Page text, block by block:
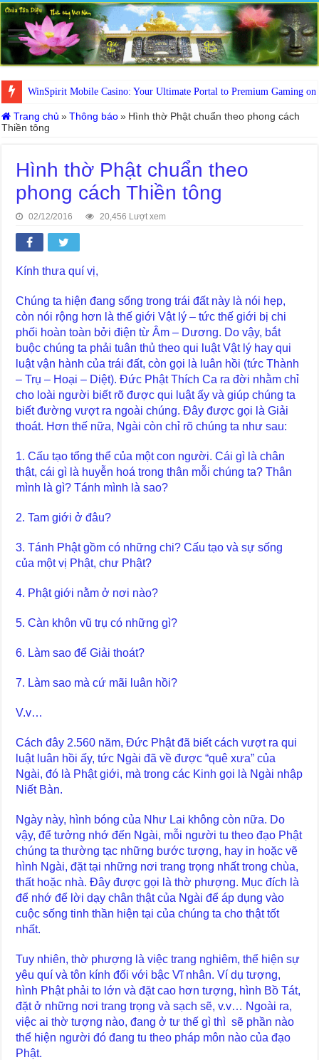
WinSpirit Mobile Casino: Your Ultimate Portal to Premium Gaming on
Trang chủ » Thông báo » Hình thờ Phật chuẩn theo phong cách
Thiền tông
Hình thờ Phật chuẩn theo
phong cách Thiền tông
02/12/2016 20,456 Lượt xem
Kính thưa quí vị,
Chúng ta hiện đang sống trong trái đất này là nói hẹp,
còn nói rộng hơn là thế giới Vật lý – tức thế giới bị chi
phối hoàn toàn bởi điện từ Âm – Dương. Do vậy, bắt
buộc chúng ta phải tuân thủ theo qui luật Vật lý hay qui
luật vận hành của trái đất, còn gọi là luân hồi (tức Thành
– Trụ – Hoại – Diệt). Đức Phật Thích Ca ra đời nhằm chỉ
cho loài người biết rõ được qui luật ấy và giúp chúng ta
biết đường vượt ra ngoài chúng. Đây được gọi là Giải
thoát. Hơn thế nữa, Ngài còn chỉ rõ chúng ta như sau:
1. Cấu tạo tổng thể của một con người. Cái gì là chân
thật, cái gì là huyễn hoá trong thân mỗi chúng ta? Thân
mình là gì? Tánh mình là sao?
2. Tam giới ở đâu?
3. Tánh Phật gồm có những chi? Cấu tạo và sự sống
của một vị Phật, chư Phật?
4. Phật giới nằm ở nơi nào?
5. Càn khôn vũ trụ có những gì?
6. Làm sao để Giải thoát?
7. Làm sao mà cứ mãi luân hồi?
V.v…
Cách đây 2.560 năm, Đức Phật đã biết cách vượt ra qui
luật luân hồi ấy, tức Ngài đã về được “quê xưa” của
Ngài, đó là Phật giới, mà trong các Kinh gọi là Ngài nhập
Niết Bàn.
Ngày này, hình bóng của Như Lai không còn nữa. Do
vậy, để tưởng nhớ đến Ngài, mỗi người tu theo đạo Phật
chúng ta thường tạc những bước tượng, hay in hoặc vẽ
hình Ngài, đặt tại những nơi trang trọng nhất trong chùa,
thất hoặc nhà. Đây được gọi là thờ phượng. Mục đích là
để nhớ để lời dạy chân thật của Ngài để áp dụng vào
cuộc sống tinh thần hiện tại của chúng ta cho thật tốt
nhất.
Tuy nhiên, thờ phượng là việc trang nghiêm, thể hiện sự
yêu quí và tôn kính đối với bậc Vĩ nhân. Ví dụ tượng,
hình Phật phải to lớn và đặt cao hơn tượng, hình Bồ Tát,
đặt ở những nơi trang trọng và sạch sẽ, v.v… Ngoài ra,
việc ai thờ tượng nào, đang ở tư thế gì thì sẽ phần nào
thể hiện người đó đang tu theo pháp môn nào của đạo
Phật.